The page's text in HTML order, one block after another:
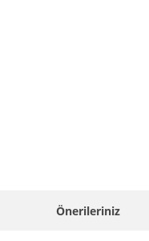
Önerileriniz